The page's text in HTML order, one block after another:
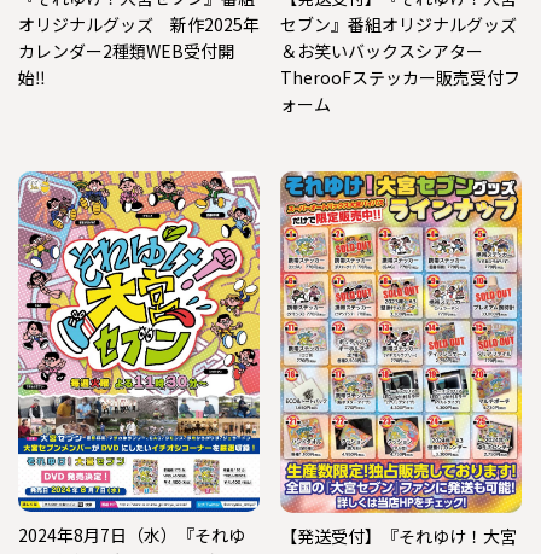
オリジナルグッズ 新作2025年
カレンダー2種類WEB受付開
始‼
セブン』番組オリジナルグッズ
＆お笑いバックスシアター
TherooFステッカー販売受付フ
ォーム
2024年8月7日（水）『それゆ
【発送受付】『それゆけ！大宮